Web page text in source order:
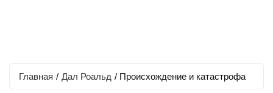
Главная / Дал Роальд / Происхождение и катастрофа